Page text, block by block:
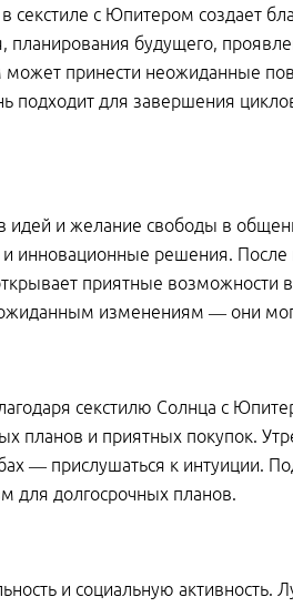
секстиле с Юпитером создает
будущего,
может принести неожиданные
подходит для завершения
идей и желание свободы в
инновационные решения. После
приятные
изменениям — они
секстилю Солнца с
планов и приятных покупок.
— прислушаться к интуиции.
для долгосрочных планов.
и социальную